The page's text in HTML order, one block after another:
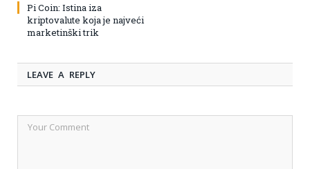
Pi Coin: Istina iza
kriptovalute koja je najveći
marketinški trik
LEAVE A REPLY